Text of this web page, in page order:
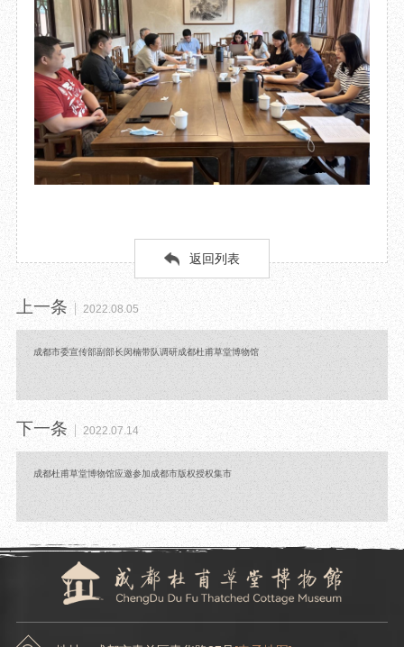
返回列表
上一条 2022.08.05
成都市委宣传部副部长闵楠带队调研成都杜甫草堂博物馆
下一条 2022.07.14
成都杜甫草堂博物馆应邀参加成都市版权授权集市